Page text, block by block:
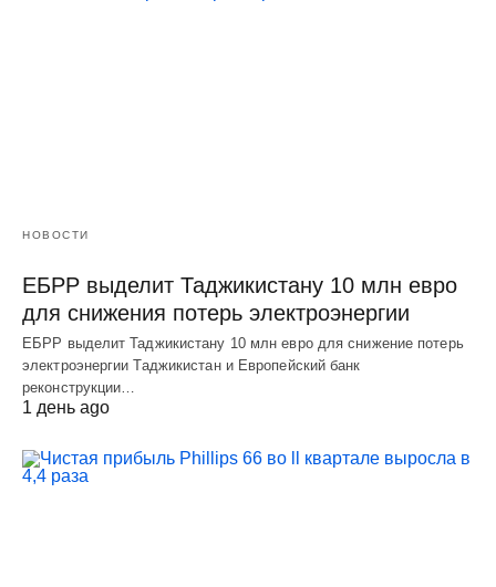
НОВОСТИ
ЕБРР выделит Таджикистану 10 млн евро
для снижения потерь электроэнергии
ЕБРР выделит Таджикистану 10 млн евро для снижение потерь
электроэнергии Таджикистан и Европейский банк
реконструкции…
1 день ago